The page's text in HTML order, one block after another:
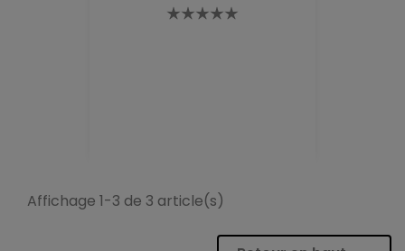
Affichage 1-3 de 3 article(s)